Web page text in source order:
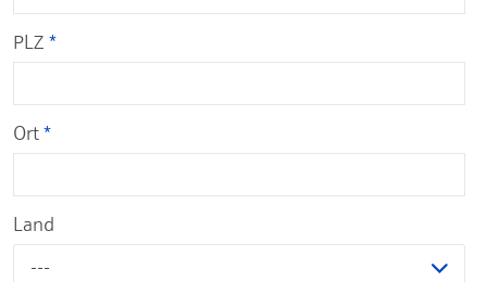
PLZ *
Ort *
Land
---